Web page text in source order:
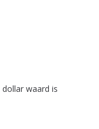
dollar waard is